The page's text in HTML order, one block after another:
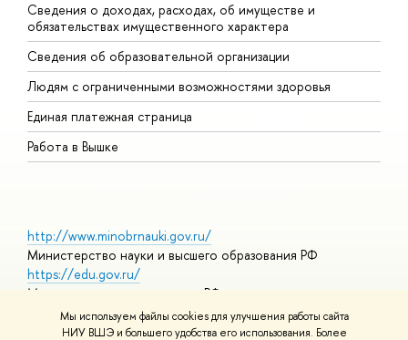
Мы используем файлы cookies для улучшения работы сайта
НИУ ВШЭ и большего удобства его использования. Более
Сведения о доходах, расходах, об имуществе и
обязательствах имущественного характера
Сведения об образовательной организации
Людям с ограниченными возможностями здоровья
Единая платежная страница
Работа в Вышке
http://www.minobrnauki.gov.ru/
Министерство науки и высшего образования РФ
https://edu.gov.ru/
Министерство просвещения РФ
https://elearning.hse.ru/mooc
Массовые открытые онлайн-курсы